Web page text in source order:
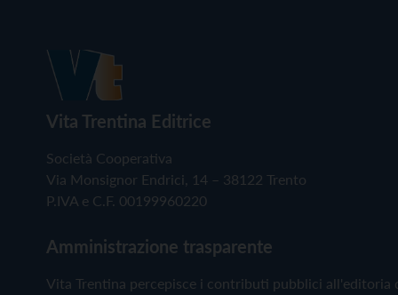
Vita Trentina Editrice
Società Cooperativa
Via Monsignor Endrici, 14 – 38122 Trento
P.IVA e C.F. 00199960220
Amministrazione trasparente
Vita Trentina percepisce i contributi pubblici all'editoria